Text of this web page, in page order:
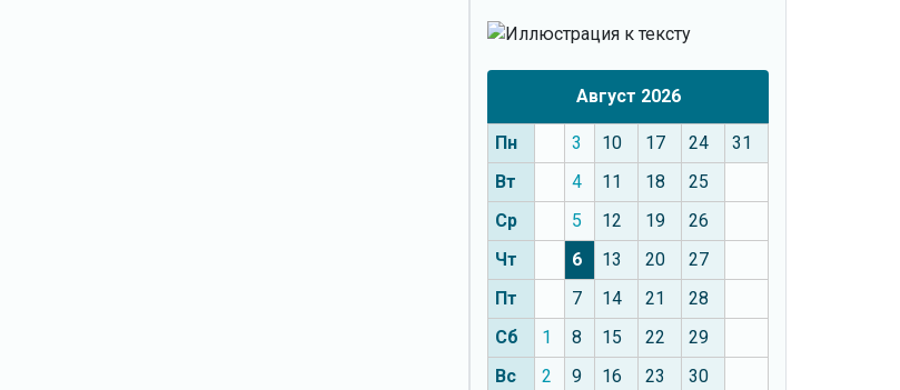
Август 2026
Пн 3 10 17 24
31
Вт
4 11 18
25
Ср
5 12 19
26
Чт
6 13 20
27
Пт
7 14 21
28
Сб
1 8 15 22
29
Вс
2 9 16 23 30